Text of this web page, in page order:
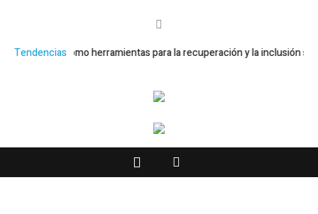
Tendencias
huertos como herramientas para la recuperación y la inclusión social